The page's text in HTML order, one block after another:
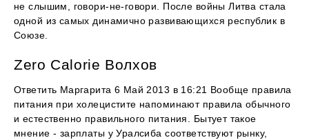
не слышим, говори-не-говори. После войны Литва стала
одной из самых динамично развивающихся республик в
Союзе.
Zero Calorie Волхов
Ответить Маргарита 6 Май 2013 в 16:21 Вообще правила
питания при холецистите напоминают правила обычного
и естественно правильного питания. Бытует такое
мнение - зарплаты у Уралсиба соответствуют рынку,